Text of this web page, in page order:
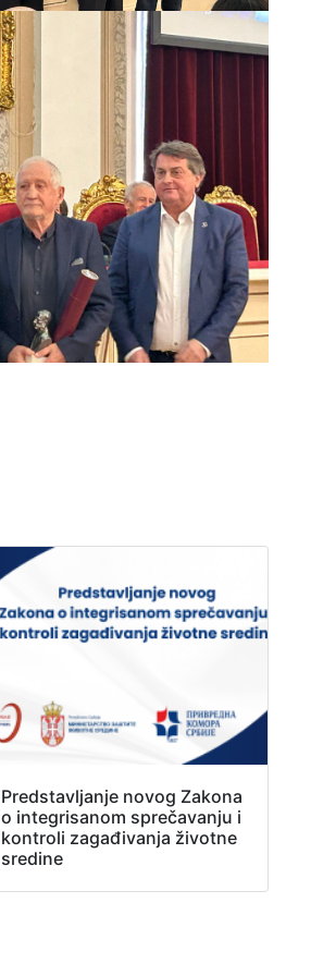
Predstavljanje novog Zakona
o integrisanom sprečavanju i
kontroli zagađivanja životne
sredine